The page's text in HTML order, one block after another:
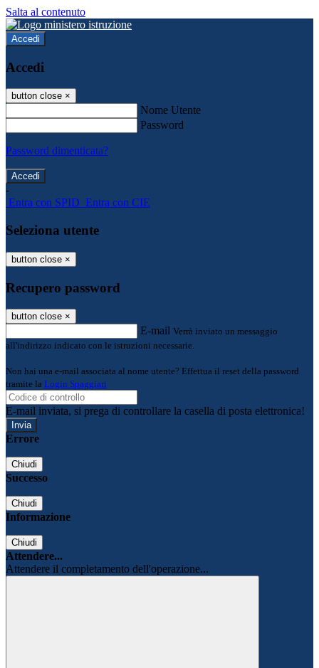
Salta al contenuto
Accedi
Accedi
button close ×
Nome Utente
Password
Password dimenticata?
-
Entra con SPID Entra con CIE
Seleziona utente
button close ×
Recupero password
button close ×
E-mail Verrà inviato un messaggio
all'indirizzo indicato con le istruzioni necessarie.
Non hai una e-mail associata al nome utente? Effettua il reset della password
tramite la Login Spaggiari
E-mail inviata, si prega di controllare la casella di posta elettronica!
Errore
Chiudi
Successo
Chiudi
Informazione
Chiudi
Attendere...
Attendere il completamento dell'operazione...